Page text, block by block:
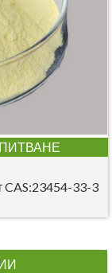
CAS:23454-33-3